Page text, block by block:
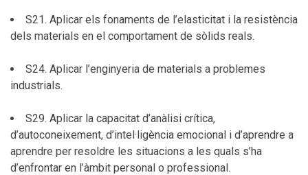
S21. Aplicar els fonaments de l’elasticitat i la resistència
dels materials en el comportament de sòlids reals.
S24. Aplicar l’enginyeria de materials a problemes
industrials.
S29. Aplicar la capacitat d’anàlisi crítica,
d’autoconeixement, d’intel·ligència emocional i d’aprendre a
aprendre per resoldre les situacions a les quals s’ha
d’enfrontar en l’àmbit personal o professional.